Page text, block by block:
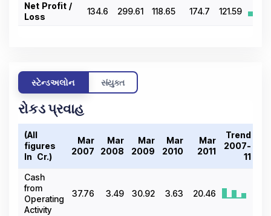
Net Profit /
Loss
134.6 299.61 118.65 174.7 121.59
સ્ટેન્ડઅલોન સંયુક્ત
રોકડ પ્રવાહ
(All
figures
In ₹ Cr.)
Mar
2007
Mar
2008
Mar
2009
Mar
2010
Mar
2011
Trend
2007-
11
Cash
from
Operating
Activity
37.76 3.49 30.92 3.63 20.46